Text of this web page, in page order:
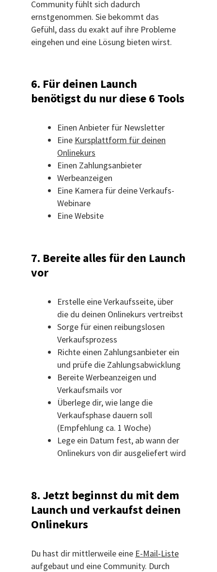
Community fühlt sich dadurch
ernstgenommen. Sie bekommt das
Gefühl, dass du exakt auf ihre Probleme
eingehen und eine Lösung bieten wirst.
6. Für deinen Launch
benötigst du nur diese 6 Tools
Einen Anbieter für Newsletter
Eine Kursplattform für deinen
Onlinekurs
Einen Zahlungsanbieter
Werbeanzeigen
Eine Kamera für deine Verkaufs-
Webinare
Eine Website
7. Bereite alles für den Launch
vor
Erstelle eine Verkaufsseite, über
die du deinen Onlinekurs vertreibst
Sorge für einen reibungslosen
Verkaufsprozess
Richte einen Zahlungsanbieter ein
und prüfe die Zahlungsabwicklung
Bereite Werbeanzeigen und
Verkaufsmails vor
Überlege dir, wie lange die
Verkaufsphase dauern soll
(Empfehlung ca. 1 Woche)
Lege ein Datum fest, ab wann der
Onlinekurs von dir ausgeliefert wird
8. Jetzt beginnst du mit dem
Launch und verkaufst deinen
Onlinekurs
Du hast dir mittlerweile eine E-Mail-Liste
aufgebaut und eine Community. Durch